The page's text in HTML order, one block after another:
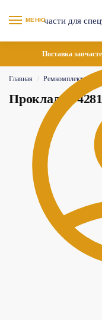
МЕНЮ
Поставка
Главная / Ремкомплекты
Прокладка